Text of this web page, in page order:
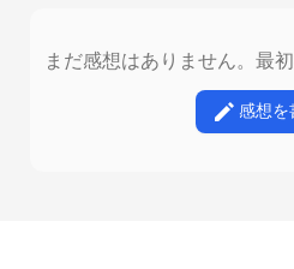
まだ感想はありません。最
感想を